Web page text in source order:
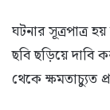
ঘটনার সূত্রপাত্র
ছবি ছড়িয়ে দাবি
থেকে ক্ষমতাচ্যুত